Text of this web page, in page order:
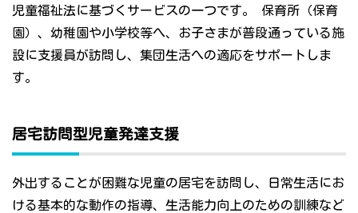
児童福祉法に基づくサービスの一つです。 保育所（保育
園）、幼稚園や小学校等へ、お子さまが普段通っている施
設に支援員が訪問し、集団生活への適応をサポートしま
す。
居宅訪問型児童発達支援
外出することが困難な児童の居宅を訪問し、日常生活にお
ける基本的な動作の指導、生活能力向上のための訓練など